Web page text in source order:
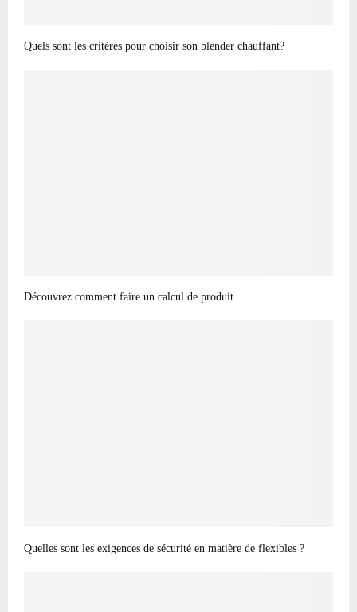
Quels sont les critères pour choisir son blender chauffant?
Découvrez comment faire un calcul de produit
Quelles sont les exigences de sécurité en matière de flexibles ?